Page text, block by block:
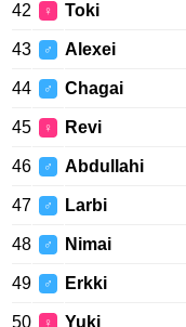
42 ♀ Toki
43 ♂ Alexei
44 ♂ Chagai
45 ♀ Revi
46 ♂ Abdullahi
47 ♂ Larbi
48 ♂ Nimai
49 ♂ Erkki
50 ♀ Yuki